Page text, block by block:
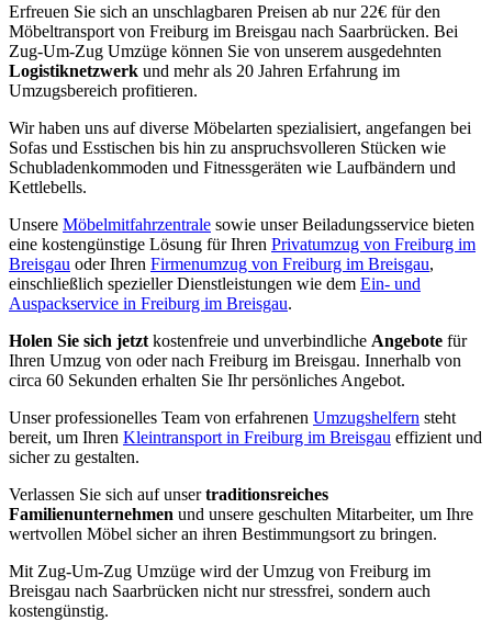
Erfreuen Sie sich an unschlagbaren Preisen ab nur 22€ für den
Möbeltransport von Freiburg im Breisgau nach Saarbrücken. Bei
Zug-Um-Zug Umzüge können Sie von unserem ausgedehnten
Logistiknetzwerk und mehr als 20 Jahren Erfahrung im
Umzugsbereich profitieren.
Wir haben uns auf diverse Möbelarten spezialisiert, angefangen bei
Sofas und Esstischen bis hin zu anspruchsvolleren Stücken wie
Schubladenkommoden und Fitnessgeräten wie Laufbändern und
Kettlebells.
Unsere Möbelmitfahrzentrale sowie unser Beiladungsservice bieten
eine kostengünstige Lösung für Ihren Privatumzug von Freiburg im
Breisgau oder Ihren Firmenumzug von Freiburg im Breisgau,
einschließlich spezieller Dienstleistungen wie dem Ein- und
Auspackservice in Freiburg im Breisgau.
Holen Sie sich jetzt kostenfreie und unverbindliche Angebote für
Ihren Umzug von oder nach Freiburg im Breisgau. Innerhalb von
circa 60 Sekunden erhalten Sie Ihr persönliches Angebot.
Unser professionelles Team von erfahrenen Umzugshelfern steht
bereit, um Ihren Kleintransport in Freiburg im Breisgau effizient und
sicher zu gestalten.
Verlassen Sie sich auf unsertraditionsreiches
Familienunternehmen und unsere geschulten Mitarbeiter, um Ihre
wertvollen Möbel sicher an ihren Bestimmungsort zu bringen.
Mit Zug-Um-Zug Umzüge wird der Umzug von Freiburg im
Breisgau nach Saarbrücken nicht nur stressfrei, sondern auch
kostengünstig.